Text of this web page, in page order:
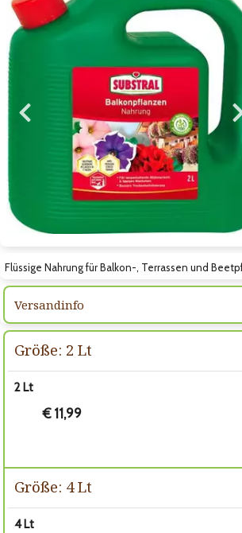
Zum vorigen Bild
Flüssige Nahrung für Balkon-, Terrassen und
Versandinfo
Größe: 2 Lt
2 Lt
€ 11,99
Größe: 4 Lt
4 Lt